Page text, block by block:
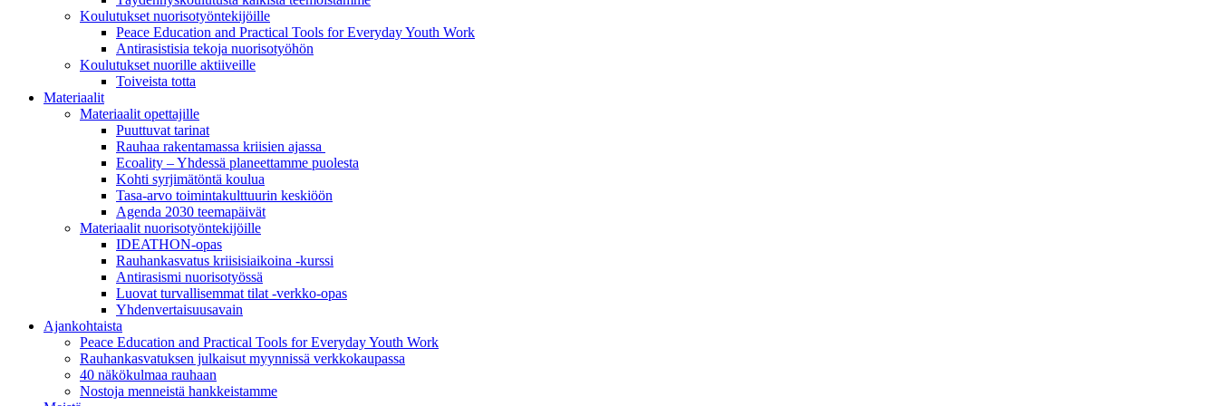
Koulutukset nuorisotyöntekijöille
Peace Education and Practical Tools for Everyday Youth Work
Antirasistisia tekoja nuorisotyöhön
Koulutukset nuorille aktiiveille
Toiveista totta
Materiaalit
Materiaalit opettajille
Puuttuvat tarinat
Rauhaa rakentamassa kriisien ajassa
Ecoality – Yhdessä planeettamme puolesta
Kohti syrjimä­töntä koulua
Tasa-arvo toiminta­kulttuurin keskiöön
Agenda 2030 teemapäivät
Materiaalit nuorisotyöntekijöille
IDEATHON-opas
Rauhankasvatus kriisisiaikoina -kurssi
Antirasismi nuorisotyössä
Luovat turvalli­semmat tilat -verkko-opas
Yhdenvertai­suus­avain
Ajankohtaista
Peace Education and Practical Tools for Everyday Youth Work
Rauhankasvatuksen julkaisut myynnissä verkkokaupassa
40 näkökulmaa rauhaan
Nostoja menneistä hankkeistamme